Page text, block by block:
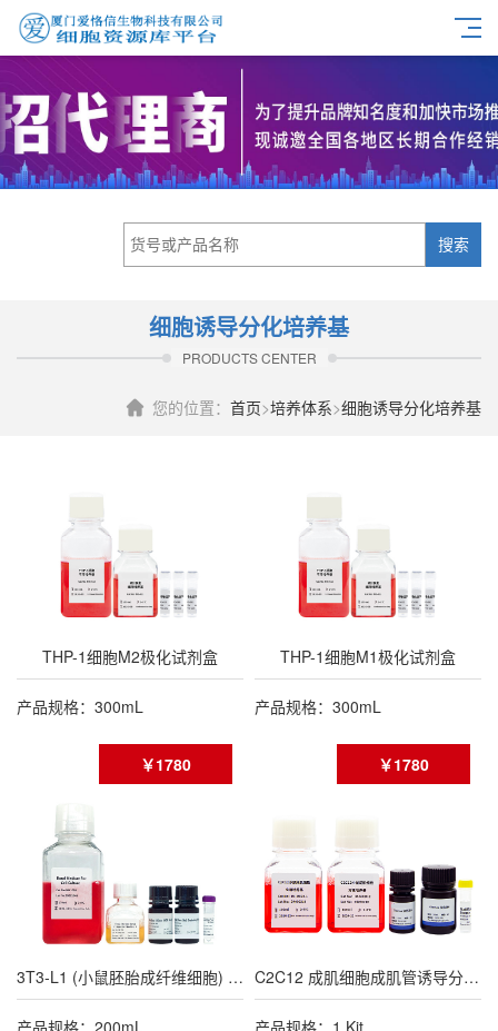
搜索
细胞诱导分化培养基
PRODUCTS CENTER
您的位置： 首页>培养体系>细胞诱导分化培养基
THP-1细胞M2极化试剂盒
产品规格：300mL
￥1780
THP-1细胞M1极化试剂盒
产品规格：300mL
￥1780
3T3-L1 (小鼠胚胎成纤维细胞) 成脂诱导分化试剂盒
产品规格：200mL
C2C12 成肌细胞成肌管诱导分化培养基试剂盒
产品规格：1 Kit